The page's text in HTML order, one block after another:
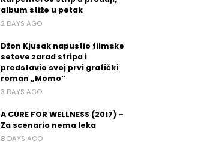
album stiže u petak
2 DAYS AGO
Džon Kjusak napustio filmske
setove zarad stripa i
predstavio svoj prvi grafički
roman „Momo“
3 DAYS AGO
A CURE FOR WELLNESS (2017) –
Za scenario nema leka
8 DAYS AGO